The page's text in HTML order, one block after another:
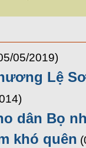
05/2019)
Lệ
dân Bọ
khó quên